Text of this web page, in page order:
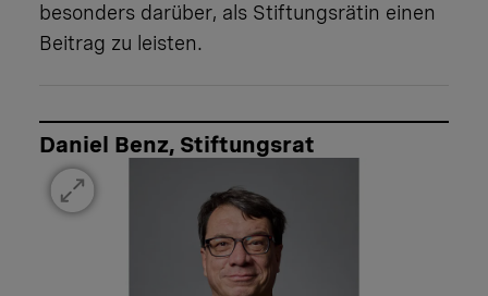
besonders darüber, als Stiftungsrätin einen
Beitrag zu leisten.
Daniel Benz, Stiftungsrat